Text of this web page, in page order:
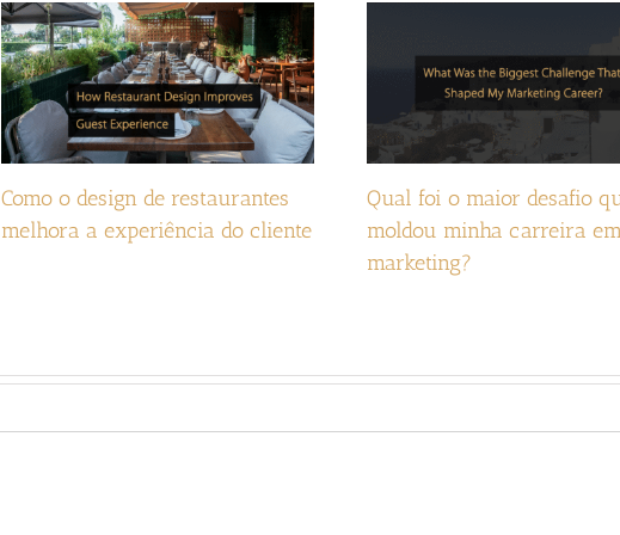
Como o design de restaurantes
melhora a experiência do cliente
Qual foi o maior desafio
moldou minha carreira
marketing?